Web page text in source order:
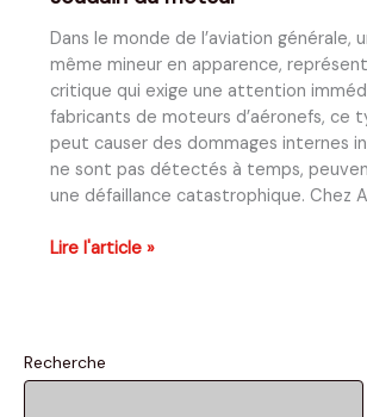
Dans le monde de l’aviation générale,
même mineur en apparence,
critique qui exige une attention
fabricants de moteurs d’aéronefs, ce
peut causer des dommages internes
ne sont pas détectés à temps,
une défaillance catastrophique. Chez
Inspection
et
arrêt
Lire l'article »
Recherche